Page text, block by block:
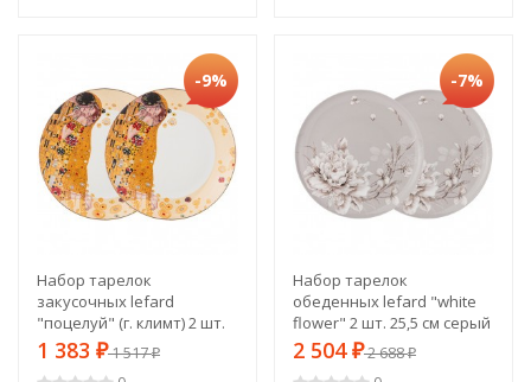
-9%
Набор тарелок
закусочных lefard
"поцелуй" (г. климт) 2 шт.
20,5 см, кремовая, серая
Lefard (104-670)
1 383 ₽1 517₽
-7%
Набор тарелок
обеденных lefard "white
flower" 2 шт. 25,5 см серый
Lefard (415-2130)
2 504 ₽2 688₽